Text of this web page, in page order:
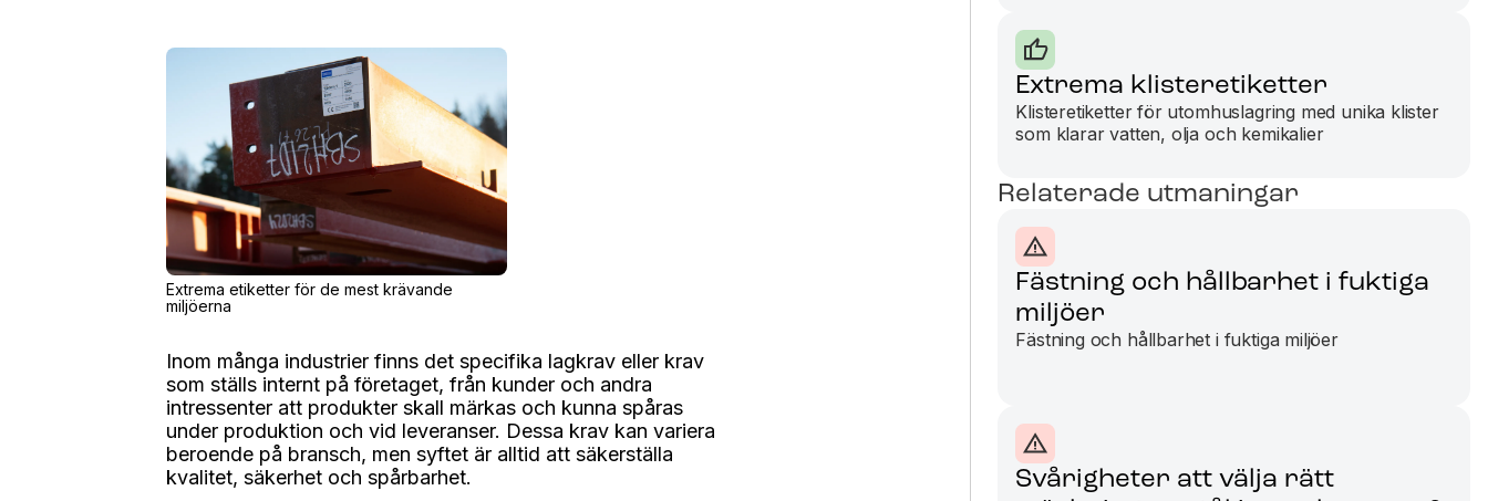
Extrema etiketter för de mest krävande
miljöerna
Inom många industrier finns det specifika lagkrav eller krav
som ställs internt på företaget, från kunder och andra
intressenter att produkter skall märkas och kunna spåras
under produktion och vid leveranser. Dessa krav kan variera
beroende på bransch, men syftet är alltid att säkerställa
kvalitet, säkerhet och spårbarhet.
Extrema klisteretiketter
Klisteretiketter för utomhuslagring med unika klister
som klarar vatten, olja och kemikalier
Relaterade utmaningar
Fästning och hållbarhet i fuktiga
miljöer
Fästning och hållbarhet i fuktiga miljöer
Svårigheter att välja rätt